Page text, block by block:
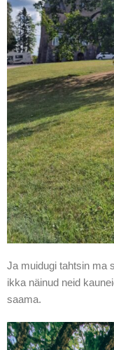
Ja muidugi tahtsin ma
ikka näinud neid
saama.